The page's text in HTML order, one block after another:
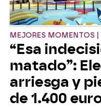
MEJORES MOMENTOS
“Esa
matado”:
arriesga y
de 1.400